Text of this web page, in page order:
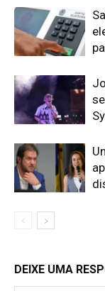
DEIXE UMA